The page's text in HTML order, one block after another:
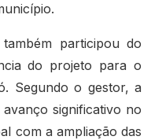
participou do
do projeto para o
Segundo o gestor, a
significativo no
com a ampliação das